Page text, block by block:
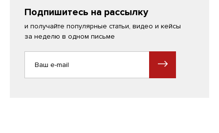
Подпишитесь на рассылку
и получайте популярные статьи, видео и кейсы
за неделю в одном письме